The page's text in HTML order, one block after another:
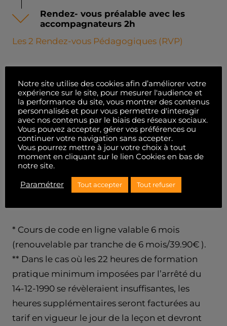
Rendez- vous préalable avec les
accompagnateurs 2h
Les 2 Rendez-vous Pédagogiques (RVP)
1 Heure de conduite - 1er RVP : 1000
kms
2 Heures de cours en salle - 2nd RVP :
3000 kms
1 passage à l’examen du permis de
conduire
L’examen à l’épreuve théorique du code la
route n’est plus à notre charge***
* Cours de code en ligne valable 6 mois
(renouvelable par tranche de 6 mois/39.90€ ).
** Dans le cas où les 22 heures de formation
pratique minimum imposées par l’arrêté du
14-12-1990 se révèleraient insuffisantes, les
heures supplémentaires seront facturées au
tarif en vigueur le jour de la leçon et devront
Notre site utilise des cookies afin d’améliorer votre
expérience sur le site, pour mesurer l'audience et
la performance du site, vous montrer des contenus
personnalisés et pour vous permettre d'interagir
avec nos contenus par le biais des réseaux sociaux.
Vous pouvez accepter, gérer vos préférences ou
continuer votre navigation sans accepter.
Vous pourrez mettre à jour votre choix à tout
moment en cliquant sur le lien Cookies en bas de
notre site.
Paramétrer Tout accepter Tout refuser